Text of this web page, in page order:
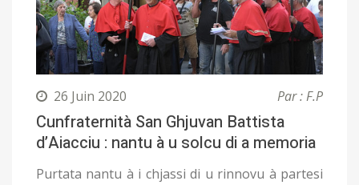
26 Juin 2020 Par : F.P
Cunfraternità San Ghjuvan Battista
d’Aiacciu : nantu à u solcu di a memoria
Purtata nantu à i chjassi di u rinnovu à partesi